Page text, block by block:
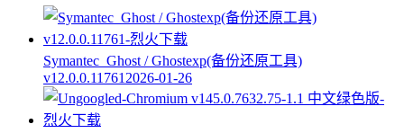
Symantec_Ghost / Ghostexp(备份还原工具)
v12.0.0.11761 2026-01-26